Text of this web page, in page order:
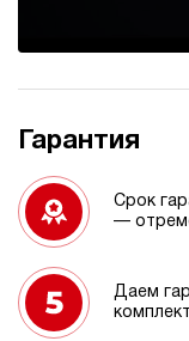
Гарантия
Срок
—
Даем